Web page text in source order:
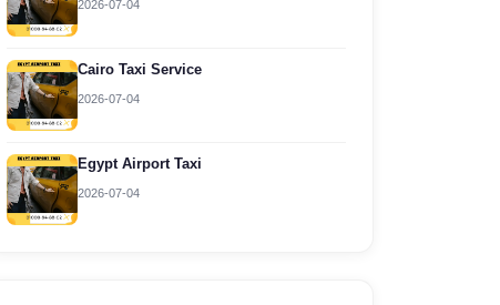
2026-07-04
Cairo Taxi Service
2026-07-04
Egypt Airport Taxi
2026-07-04